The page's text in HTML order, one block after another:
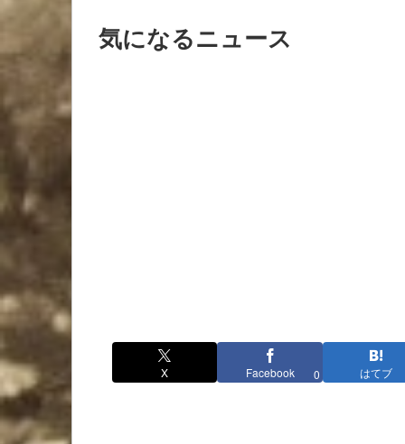
気になるニュース
X Facebook 0 はてブ